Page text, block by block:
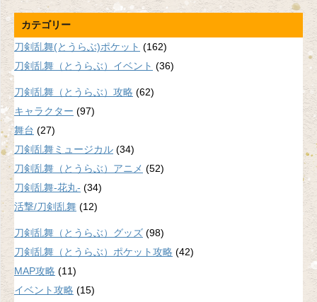
カテゴリー
刀剣乱舞(とうらぶ)ポケット (162)
刀剣乱舞（とうらぶ）イベント (36)
刀剣乱舞（とうらぶ）攻略 (62)
キャラクター (97)
舞台 (27)
刀剣乱舞ミュージカル (34)
刀剣乱舞（とうらぶ）アニメ (52)
刀剣乱舞-花丸- (34)
活撃/刀剣乱舞 (12)
刀剣乱舞（とうらぶ）グッズ (98)
刀剣乱舞（とうらぶ）ポケット攻略 (42)
MAP攻略 (11)
イベント攻略 (15)